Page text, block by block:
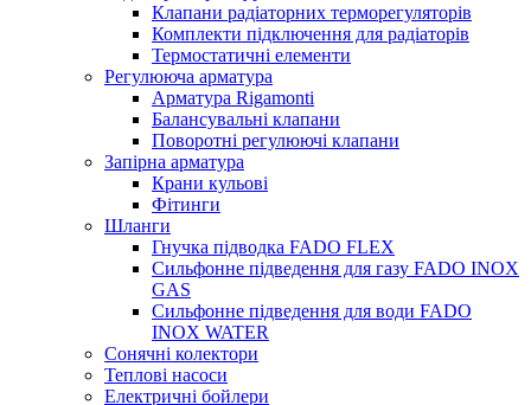
Клапани радіаторних терморегуляторів
Комплекти підключення для радіаторів
Термостатичні елементи
Регулююча арматура
Арматура Rigamonti
Балансувальні клапани
Поворотні регулюючі клапани
Запірна арматура
Крани кульові
Фітинги
Шланги
Гнучка підводка FADO FLEX
Сильфонне підведення для газу FADO INOX
GAS
Сильфонне підведення для води FADO
INOX WATER
Сонячні колектори
Теплові насоси
Електричні бойлери